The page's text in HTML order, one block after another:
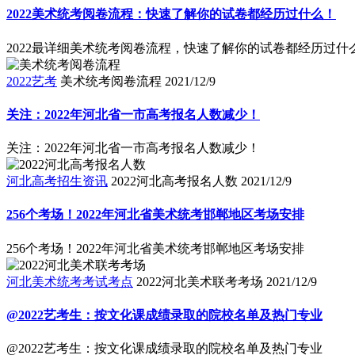
2022美术统考阅卷流程：快速了解你的试卷都经历过什么！
2022最详细美术统考阅卷流程，快速了解你的试卷都经历过什
2022艺考 美术统考阅卷流程 2021/12/9
关注：2022年河北省一市高考报名人数减少！
关注：2022年河北省一市高考报名人数减少！
河北高考招生资讯 2022河北高考报名人数 2021/12/9
256个考场！2022年河北省美术统考邯郸地区考场安排
256个考场！2022年河北省美术统考邯郸地区考场安排
河北美术统考考试考点 2022河北美术联考考场 2021/12/9
@2022艺考生：按文化课成绩录取的院校名单及热门专业
@2022艺考生：按文化课成绩录取的院校名单及热门专业